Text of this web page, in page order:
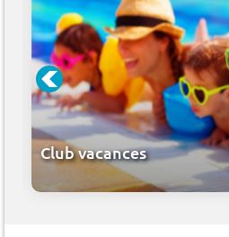
Club vacances